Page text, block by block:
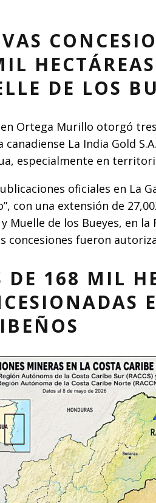
DE LOS
Ortega Murillo otorgó
canadiense La India Gold
especialmente en
oficiales en La
con una extensión de
y Muelle de los Bueyes, en
concesiones fueron
DE 168 MIL